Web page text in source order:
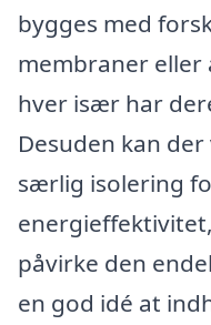
bygges med
membraner eller
hver især har
Desuden kan
særlig isolering
påvirke den
en god idé at